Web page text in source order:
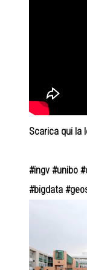
Scarica qui la
#ingv #unibo
#bigdata